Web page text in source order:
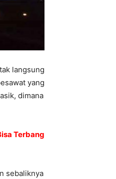
langsung
yang
dimana
Terbang
sebaliknya